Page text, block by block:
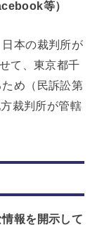
等）
本の裁判所が
て、東京都千
め（民訴訟第
裁判所が管轄
情報を開示して